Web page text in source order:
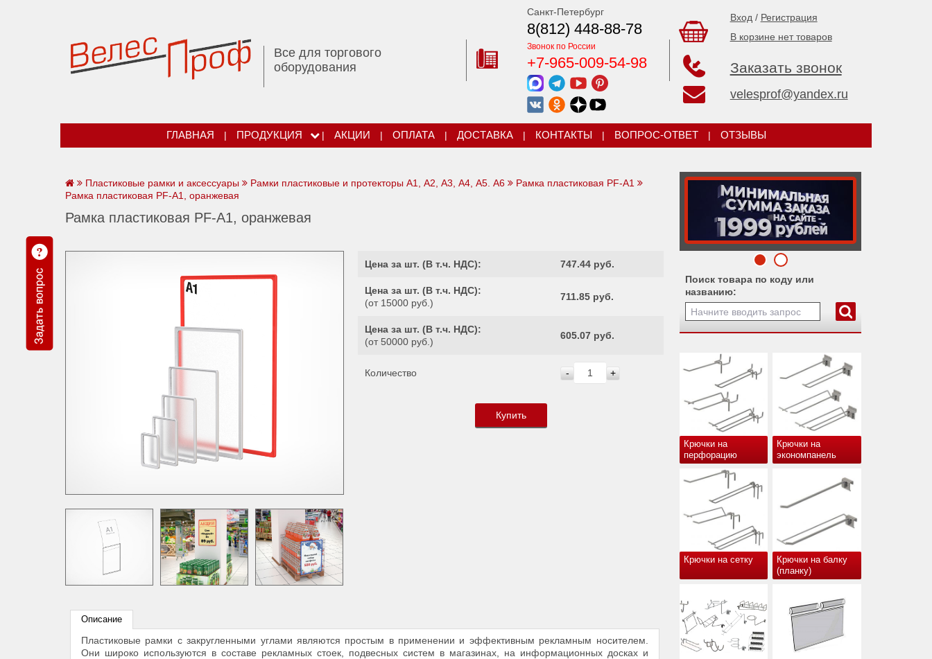
Все для торгового
оборудования
Санкт-Петербург
8(812) 448-88-78
Звонок по России
+7-965-009-54-98
Вход / Регистрация
В корзине нет товаров
Заказать звонок
velesprof@yandex.ru
ГЛАВНАЯ | ПРОДУКЦИЯ | АКЦИИ | ОПЛАТА | ДОСТАВКА | КОНТАКТЫ | ВОПРОС-ОТВЕТ | ОТЗЫВЫ
Поиск товара по коду или
названию:
Крючки на
перфорацию
Крючки на
экономпанель
Крючки на сетку
Крючки на балку
(планку)
Пластиковые рамки и аксессуары Рамки пластиковые и протекторы А1, А2, А3, А4, А5. А6
Рамка пластиковая PF-А1
Рамка пластиковая PF-А1, оранжевая
Рамка пластиковая PF-А1, оранжевая
Цена за шт. (В т.ч. НДС): 747.44 руб.
Цена за шт. (В т.ч. НДС):
(от 15000 руб.)
711.85 руб.
Цена за шт. (В т.ч. НДС):
(от 50000 руб.)
605.07 руб.
Количество - +
Купить
Описание
Пластиковые рамки с закругленными углами являются простым в применении и эффективным рекламным носителем.
Они широко используются в составе рекламных стоек, подвесных систем в магазинах, на информационных досках и